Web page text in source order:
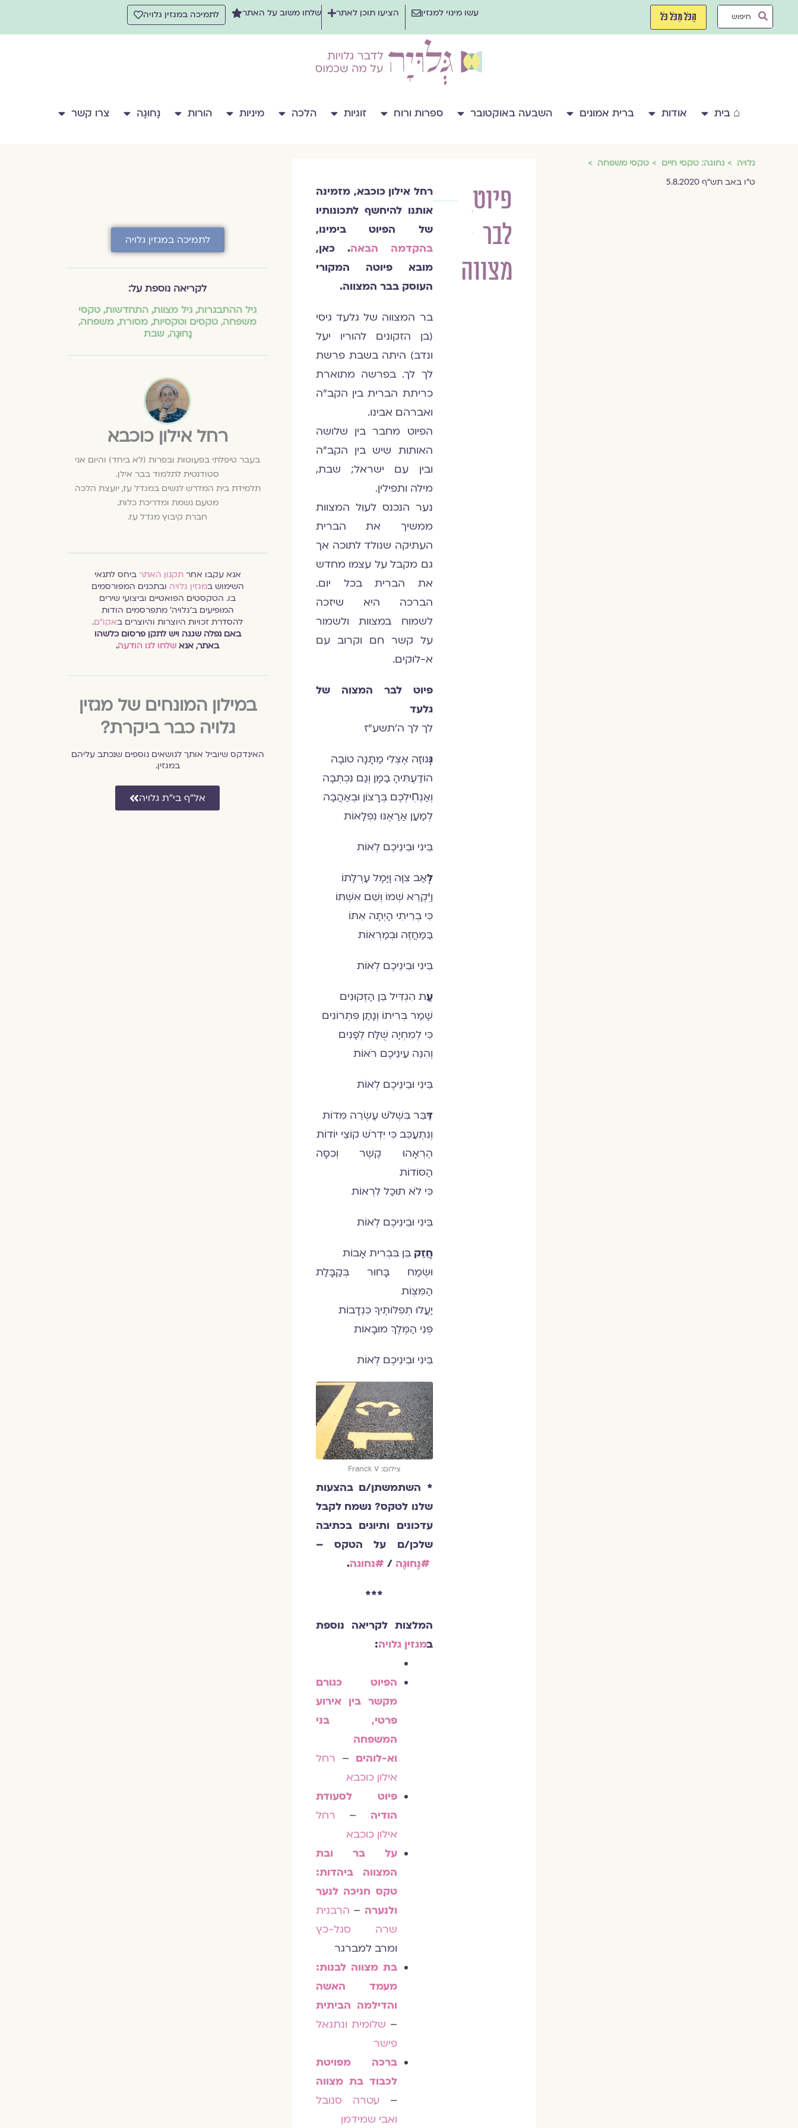
Search
הַכֹּל מִכֹּל כֹּל עשו מינוי למגזין הציעו תוכן לאתר שלחו משוב על האתר לתמיכה במגזין גלויה
⌂ בית אודות ברית אמונים השבעה באוקטובר ספרות ורוח זוגיות הלכה מיניות הורות נָחוּגָה צרו קשר
גלויה נחוגה: טקסי חיים
טקסי משפחה
ט"ו באב תש"ף 5.8.2020
פיוט
לבר
מצווה
רחל
אילון
כוכבא
רחל אילון כוכבא, מזמינה
אותנו להיחשף לתכונותיו
של הפיוט בימינו,
בהקדמה הבאה. כאן,
מובא פיוטה המקורי
העוסק בבר המצווה.
בר המצווה של גלעד גיסי
(בן הזקונים להוריו יעל
ונדב) היתה בשבת פרשת
לך לך. בפרשה מתוארת
כריתת הברית בין הקב"ה
ואברהם אבינו.
הפיוט מחבר בין שלושה
האותות שיש בין הקב"ה
ובין עם ישראל; שבת,
מילה ותפילין.
נער הנכנס לעול המצוות
ממשיך את הברית
העתיקה שנולד לתוכה אך
גם מקבל על עצמו מחדש
את הברית בכל יום.
הברכה היא שיזכה
לשמוח במצוות ולשמור
על קשר חם וקרוב עם
א-לוקים.
פיוט לבר המצוה של
גלעד
לך לך ה'תשע"ז
גְּנוּזׇה אֶצְלִי מַתָּנָה טוֹבׇה
הוֹדַעְתִּיהׇ בַמׇּן וְגַם נִכְתְּבׇה
וְאַנְחׅילְכֶם בְּרָצוֹן וּבְאַהֲבׇה
לְמַעַן אַרַאֶנּוּ נִפְלׇאוֹת
בֵּינִי וּבֵינֵיכֶם לְאוֹת
לְאַב צִוׇּה וׇיׇּמׇל עׇרְלׇתוֹ
וַיּׅקְרֵא שְׁמוֹ וְשֵׁם אִשְׁתּוֹ
כִּי בְרִיתִי הׇיְתׇה אִתּוֹ
בַּמַּחֲזֶה וּבְמַרְאוֹת
בֵּינִי וּבֵינֵיכֶם לְאוֹת
עֵת הִגְדִּיל בֵּן הַזְּקוּנִים
שׇׁמַר בְּרִיתוֹ וְנׇתַן פִּתְרוֹנִים
כִּי לְמִחְיׇה שֻׁלַּח לְפׇנִים
וְהִנֵּה עֵינֵיכֶם רֹאוֹת
בֵּינִי וּבֵינֵיכֶם לְאוֹת
דִּבֵּר בִּשְׁלֹשׁ עֶשְׂרֵה מִּדוֹת
וְנִתְעַכֵּב כִּי יִדְרֹשׁ קוֹצֵי יוֹדוֹת
הֶרְאָהוּ קֶשֶׁר וְכִסָּה
הַסּוֹדוֹת
כִּי לֹא תוּכַל לִרְאוֹת
בֵּינִי וּבֵינֵיכֶם לְאוֹת
חֲזַקבֵּן בִּבְרִית אָבוֹת
וּשְׂמַח בָּחוּר בְּקַבָּלַת
הַמִּצְוֹת
יַעֲלוּ תְפִלּוֹתֶיךָ כִּנְדָבוֹת
פְּנֵי הַמֶּלֶךְ מוּבָאוֹת
בֵּינִי וּבֵינֵיכֶם לְאוֹת
צילום: Franck V
* השתמשתן/ם בהצעות
שלנו לטקס? נשמח לקבל
עדכונים ותיוגים בכתיבה
שלכן/ם על הטקס –
#נָחוּגָה /#נחוגה.
***
המלצות לקריאה נוספת
במגזין גלויה:
הפיוט כגורם
מקשר בין אירוע
פרטי, בני
המשפחה
וא-לוהים – רחל
אילון כוכבא
פיוט לסעודת
הודיה – רחל
אילון כוכבא
על בר ובת
המצווה ביהדות:
טקס חניכה לנער
ולנערה – הרבנית
שרה סגל-כץ
ומרב למברגר
בת מצווה לבנות:
מעמד האשה
והדילמה הביתית
– שלומית ונתנאל
פישר
ברכה מפויטת
לכבוד בת מצווה
–עטרה סנובל
ואבי שמידמן
לתמיכה במגזין גלויה
לקריאה נוספת על:
גיל ההתבגרות, גיל מצוות, התחדשות, טקסי
משפחה, טקסים וטקסיות, מסורת, משפחה,
נָחוּגָה,שבת
רחל אילון כוכבא
בעבר טיפלתי בפעוטות ובפרות (לא ביחד) והיום אני
סטודנטית לתלמוד בבר אילן.
תלמידת בית המדרש לנשים במגדל עז, יועצת הלכה
מטעם נשמת ומדריכת כלות.
חברת קיבוץ מגדל עז.
אנא עקבו אחרתקנון האתר ביחס לתנאי
השימוש במגזין גלויה ובתכנים המפורסמים
בו. הטקסטים הפואטיים וביצועי שירים
המופיעים ב׳גלויה׳ מתפרסמים הודות
להסדרת זכויות היוצרות והיוצרים באקו״ם.
באם נפלה שגגה ויש לתקן פרסום כלשהו
באתר, אנא שלחו לנו הודעה.
במילון המונחים של מגזין
גלויה כבר ביקרת?
האינדקס שיוביל אותך לנושאים נוספים שנכתב עליהם
במגזין.
אל״ף בי״ת גלויה